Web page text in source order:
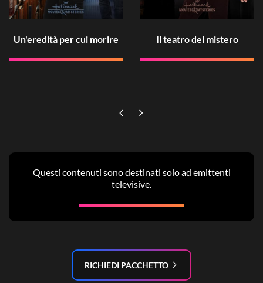
Un'eredità per cui morire Il teatro del mistero
Questi contenuti sono destinati solo ad emittenti
televisive.
RICHIEDI PACCHETTO